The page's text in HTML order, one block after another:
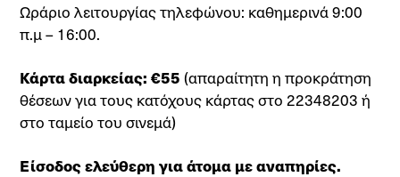
Ωράριο λειτουργίας τηλεφώνου: καθημερινά 9:00
π.μ – 16:00.
Κάρτα διαρκείας: €55 (απαραίτητη η προκράτηση
θέσεων για τους κατόχους κάρτας στο 22348203 ή
στο ταμείο του σινεμά)
Είσοδος ελεύθερη για άτομα με αναπηρίες.